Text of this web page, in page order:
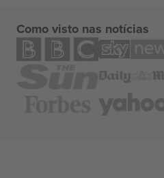
Como visto nas notícias